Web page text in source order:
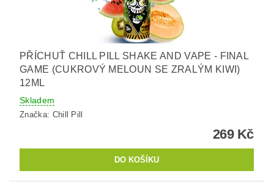
PŘÍCHUŤ CHILL PILL SHAKE AND VAPE - FINAL
GAME (CUKROVÝ MELOUN SE ZRALÝM KIWI)
12ML
Skladem
Značka: Chill Pill
269 Kč